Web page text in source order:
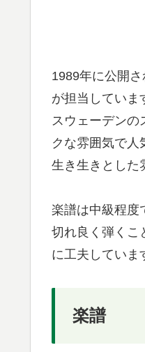
1989年に公開
が担当していま
スウェーデン
クな雰囲気で人
生き生きとした
楽譜は中級程度
切れ良く弾くこ
に工夫していま
楽譜